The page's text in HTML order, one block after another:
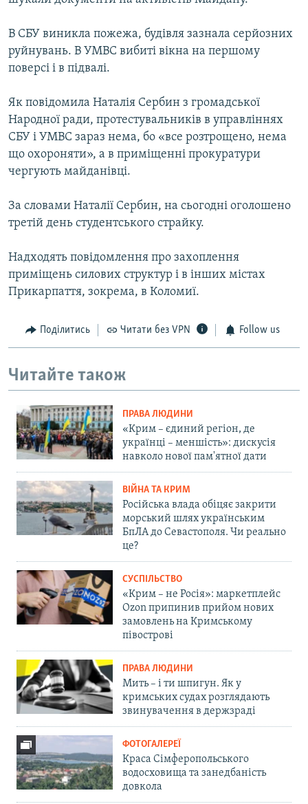
В СБУ виникла пожежа, будівля зазнала серйозних
руйнувань. В УМВС вибиті вікна на першому
поверсі і в підвалі.
Як повідомила Наталія Сербин з громадської
Народної ради, протестувальників в управліннях
СБУ і УМВС зараз нема, бо «все розтрощено, нема
що охороняти», а в приміщенні прокуратури
чергують майданівці.
За словами Наталії Сербин, на сьогодні оголошено
третій день студентського страйку.
Надходять повідомлення про захоплення
приміщень силових структур і в інших містах
Прикарпаття, зокрема, в Коломиї.
Поділитись Читати без VPN Follow us
Читайте також
ПРАВА ЛЮДИНИ
«Крим – єдиний регіон, де
українці – меншість»: дискусія
навколо нової пам'ятної дати
ВІЙНА ТА КРИМ
Російська влада обіцяє закрити
морський шлях українським
БпЛА до Севастополя. Чи реально
це?
СУСПІЛЬСТВО
«Крим – не Росія»: маркетплейс
Ozon припинив прийом нових
замовлень на Кримському
півострові
ПРАВА ЛЮДИНИ
Мить – і ти шпигун. Як у
кримських судах розглядають
звинувачення в держзраді
ФОТОГАЛЕРЕЇ
Краса Сімферопольського
водосховища та занедбаність
довкола